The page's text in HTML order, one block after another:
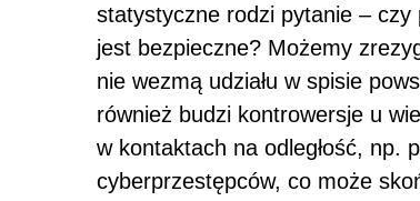
statystyczne rodzi pytanie – czy
jest bezpieczne? Możemy
nie wezmą udziału w spisie
również budzi kontrowersje u
w kontaktach na odległość, np.
cyberprzestępców, co może